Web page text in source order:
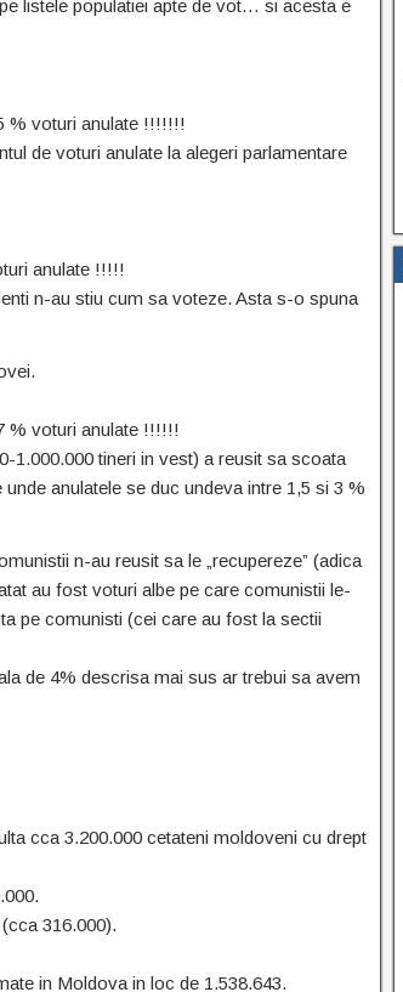
listele populatiei apte de vot… si acesta e
% voturi anulate !!!!!!!
de voturi anulate la alegeri parlamentare
anulate !!!!!
n-au stiu cum sa voteze. Asta s-o spuna
% voturi anulate !!!!!!
1.000.000 tineri in vest) a reusit sa scoata
anulatele se duc undeva intre 1,5 si 3 %
n-au reusit sa le „recupereze” (adica
au fost voturi albe pe care comunistii le-
pe comunisti (cei care au fost la sectii
de 4% descrisa mai sus ar trebui sa avem
cca 3.200.000 cetateni moldoveni cu drept
316.000).
in Moldova in loc de 1.538.643.